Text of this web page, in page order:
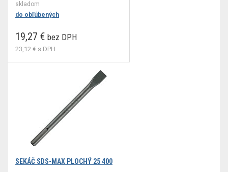
skladom
do obľúbených
19,27 € bez DPH
23,12 € s DPH
SEKÁČ SDS-MAX PLOCHÝ 25 400